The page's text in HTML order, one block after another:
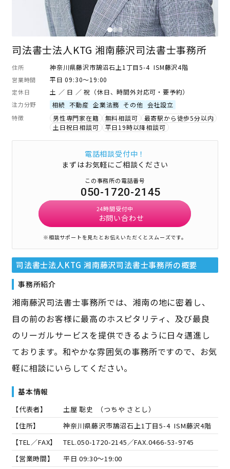
司法書士法人KTG 湘南藤沢司法書士事務所
住所 神奈川県藤沢市鵠沼石上1丁目5-4 ISM藤沢4階
営業時間 平日 09:30～19:00
定休日 土 ／ 日 ／ 祝（休日、時間外対応可・要予約）
注力分野 相続 不動産 企業法務 その他 会社設立
特徴 男性専門家在籍 無料相談可
最寄駅から徒歩5分以内
土日祝日相談可
平日19時以降相談可
電話相談受付中！
まずはお気軽にご相談ください
この事務所の電話番号
050-1720-2145
24時間受付中
お問い合わせ
※相談サポートを見たとお伝えいただくとスムーズです。
司法書士法人KTG 湘南藤沢司法書士事務所の概要
事務所紹介
湘南藤沢司法書士事務所では、湘南の地に密着し、
目の前のお客様に最高のホスピタリティ、及び最良
のリーガルサービスを提供できるように日々邁進し
ております。和やかな雰囲気の事務所ですので、お気
軽に相談にいらしてください。
基本情報
【代表者】 土屋 聡史 （つちや さとし）
【住所】
神奈川県藤沢市鵠沼石上1丁目5-4 ISM藤沢4階
【TEL／FAX】
TEL.050-1720-2145 ／FAX.0466-53-9745
【営業時間】
平日 09:30～19:00